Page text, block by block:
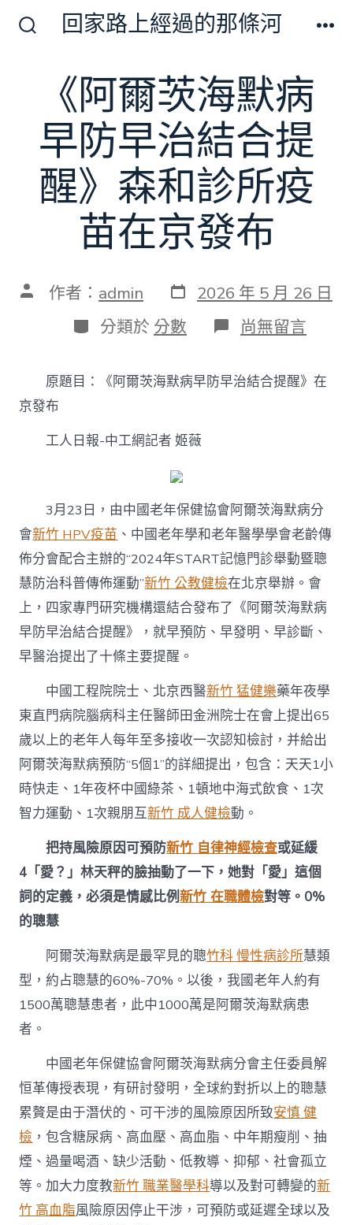
回家路上經過的那條河
《阿爾茨海默病
早防早治結合提
醒》森和診所疫
苗在京發布
文 作者： admin 發
表
日
期
2026 年 5 月 26 日
分
類
分類於 分數 在
〈《阿
茨
海
結
合
提
醒》
森
和
診
所
疫
苗
發
布〉
中
尚無留言
原題目：《阿爾茨海默病早防早治結合提醒》在
京發布
工人日報-中工網記者 姬薇
3月23日，由中國老年保健協會阿爾茨海默病分
會新竹 HPV疫苗 、中國老年學和老年醫學學會老齡傳
佈分會配合主辦的“2024年START記憶門診舉動暨聰
慧防治科普傳佈運動”新竹 公教健檢在北京舉辦。會
上，四家專門研究機構還結合發布了《阿爾茨海默病
早防早治結合提醒》，就早預防、早發明、早診斷、
早醫治提出了十條主要提醒。
中國工程院院士、北京西醫新竹 猛健樂藥年夜學
東直門病院腦病科主任醫師田金洲院士在會上提出65
歲以上的老年人每年至多接收一次認知檢討，并給出
阿爾茨海默病預防“5個1”的詳細提出，包含：天天1小
時快走、1年夜杯中國綠茶、1頓地中海式飲食、1次
智力運動、1次親朋互新竹 成人健檢動。
把持風險原因可預防新竹 自律神經檢查或延緩
4「愛？」林天秤的臉抽動了一下，她對「愛」這個
詞的定義，必須是情感比例新竹 在職體檢對等。0%
的聰慧
阿爾茨海默病是最罕見的聰竹科 慢性病診所慧類
型，約占聰慧的60%-70%。以後，我國老年人約有
1500萬聰慧患者，此中1000萬是阿爾茨海默病患
者。
中國老年保健協會阿爾茨海默病分會主任委員解
恒革傳授表現，有研討發明，全球約對折以上的聰慧
累贅是由于潛伏的、可干涉的風險原因所致安慎 健
檢 ，包含糖尿病、高血壓、高血脂、中年期瘦削、抽
煙、過量喝酒、缺少活動、低教導、抑郁、社會孤立
等。加大力度教新竹 職業醫學科導以及對可轉變的新
竹 高血脂風險原因停止干涉，可預防或延遲全球以及